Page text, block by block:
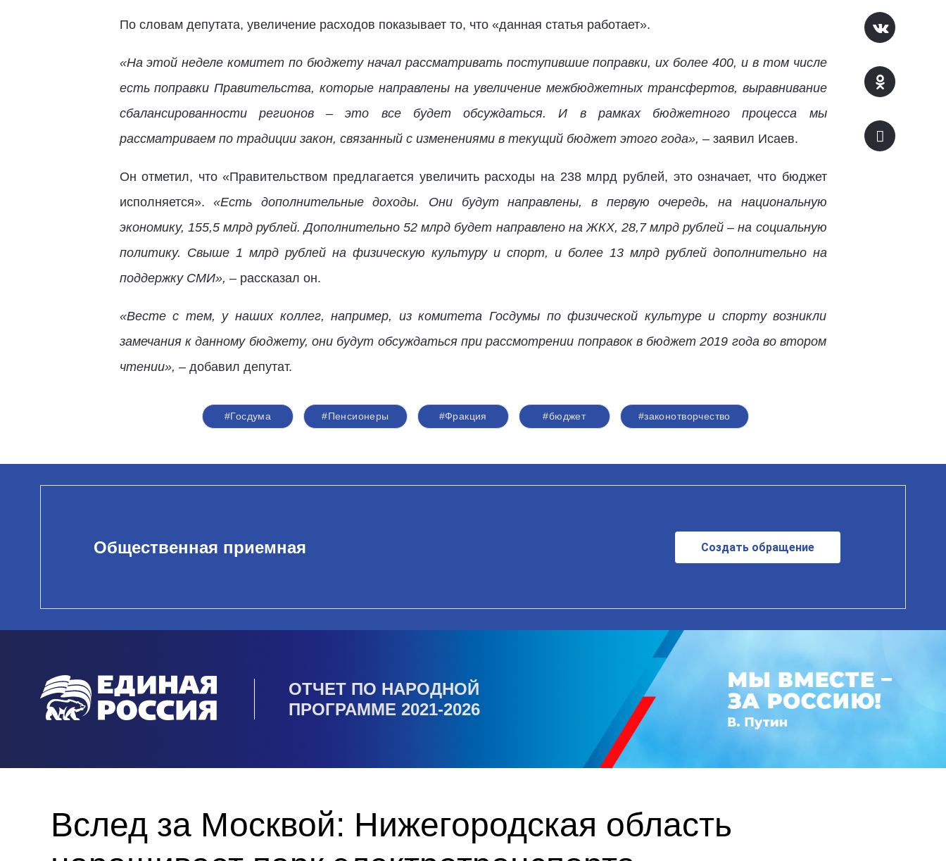
По словам депутата, увеличение расходов показывает то, что «данная статья работает».
«На этой неделе комитет по бюджету начал рассматривать поступившие поправки, их более 400, и в том числе
есть поправки Правительства, которые направлены на увеличение межбюджетных трансфертов, выравнивание
сбалансированности регионов – это все будет обсуждаться. И в рамках бюджетного процесса мы
рассматриваем по традиции закон, связанный с изменениями в текущий бюджет этого года», – заявил Исаев.
Он отметил, что «Правительством предлагается увеличить расходы на 238 млрд рублей, это означает, что бюджет
исполняется».«Есть дополнительные доходы. Они будут направлены, в первую очередь, на национальную
экономику, 155,5 млрд рублей. Дополнительно 52 млрд будет направлено на ЖКХ, 28,7 млрд рублей – на социальную
политику. Свыше 1 млрд рублей на физическую культуру и спорт, и более 13 млрд рублей дополнительно на
поддержку СМИ», – рассказал он.
«Весте с тем, у наших коллег, например, из комитета Госдумы по физической культуре и спорту возникли
замечания к данному бюджету, они будут обсуждаться при рассмотрении поправок в бюджет 2019 года во втором
чтении», – добавил депутат.
#Госдума #Пенсионеры #Фракция #бюджет #законотворчество
Общественная приемная Создать обращение
ОТЧЕТ ПО НАРОДНОЙ
ПРОГРАММЕ 2021-2026
Вслед за Москвой: Нижегородская область